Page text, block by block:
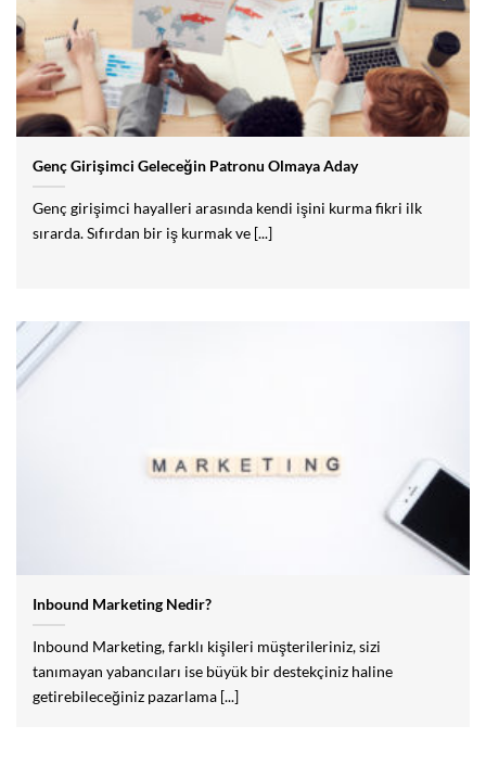
Genç Girişimci Geleceğin Patronu Olmaya Aday
Genç girişimci hayalleri arasında kendi işini kurma fikri ilk
sırarda. Sıfırdan bir iş kurmak ve [...]
Inbound Marketing Nedir?
Inbound Marketing, farklı kişileri müşterileriniz, sizi
tanımayan yabancıları ise büyük bir destekçiniz haline
getirebileceğiniz pazarlama [...]